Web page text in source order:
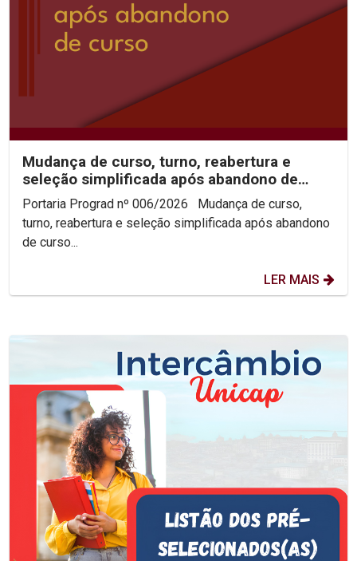
Mudança de curso, turno, reabertura e
seleção simplificada após abandono de
curso 2026.2
Portaria Prograd nº 006/2026 Mudança de curso,
turno, reabertura e seleção simplificada após abandono
de curso...
LER MAIS